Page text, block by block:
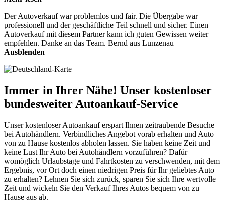
Der Autoverkauf war problemlos und fair. Die Übergabe war
professionell und der geschäftliche Teil schnell und sicher. Einen
Autoverkauf mit diesem Partner kann ich guten Gewissen weiter
empfehlen. Danke an das Team. Bernd aus Lunzenau
Ausblenden
Immer in Ihrer Nähe! Unser kostenloser
bundesweiter Autoankauf-Service
Unser kostenloser Autoankauf erspart Ihnen zeitraubende Besuche
bei Autohändlern. Verbindliches Angebot vorab erhalten und Auto
von zu Hause kostenlos abholen lassen. Sie haben keine Zeit und
keine Lust Ihr Auto bei Autohändlern vorzuführen? Dafür
womöglich Urlaubstage und Fahrtkosten zu verschwenden, mit dem
Ergebnis, vor Ort doch einen niedrigen Preis für Ihr geliebtes Auto
zu erhalten? Lehnen Sie sich zurück, sparen Sie sich Ihre wertvolle
Zeit und wickeln Sie den Verkauf Ihres Autos bequem von zu
Hause aus ab.